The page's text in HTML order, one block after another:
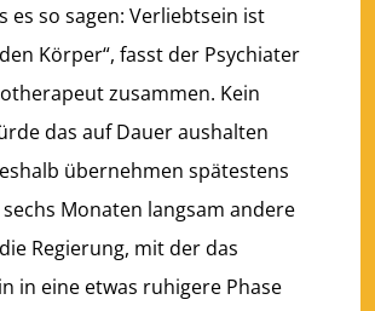
es so sagen: Verliebtsein ist
Körper“, fasst der Psychiater
zusammen. Kein
das auf Dauer aushalten
übernehmen spätestens
Monaten langsam andere
Regierung, mit der das
in eine etwas ruhigere Phase